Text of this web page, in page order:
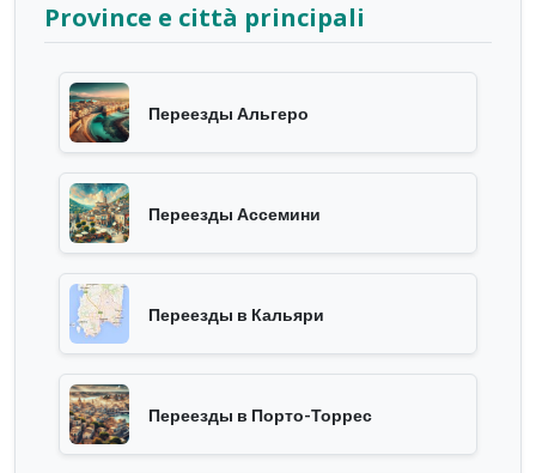
Province e città principali
Переезды Альгеро
Переезды Ассемини
Переезды в Кальяри
Переезды в Порто-Торрес